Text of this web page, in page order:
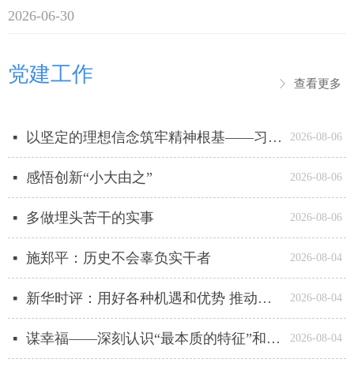
党建工作 ꁕ 查看更多
2026-08-06
넷 以坚定的理想信念筑牢精神根基——习近平党建思想理论品格系列述评之一
2026-08-06
넷 感悟创新“小大由之”
2026-08-06
넷 多做埋头苦干的实事
2026-08-04
넷 施郑平：历史不会辜负实干者
2026-08-04
넷 新华时评：用好各种机遇和优势 推动高质量发展行稳致远
2026-08-04
넷 谋幸福——深刻认识“最本质的特征”和“最大优势”
2026-06-30